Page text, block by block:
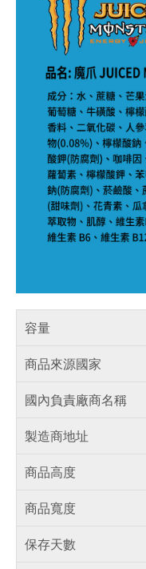
容量
商品來源國家
國內負責廠商名稱
製造商地址
商品高度
商品寬度
保存天數